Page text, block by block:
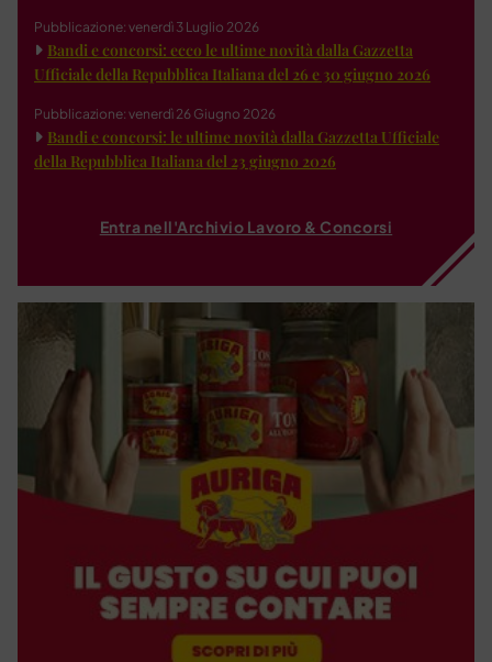
Pubblicazione: venerdì 3 Luglio 2026
Bandi e concorsi: ecco le ultime novità dalla Gazzetta
Ufficiale della Repubblica Italiana del 26 e 30 giugno 2026
Pubblicazione: venerdì 26 Giugno 2026
Bandi e concorsi: le ultime novità dalla Gazzetta Ufficiale
della Repubblica Italiana del 23 giugno 2026
Entra nell'Archivio Lavoro & Concorsi